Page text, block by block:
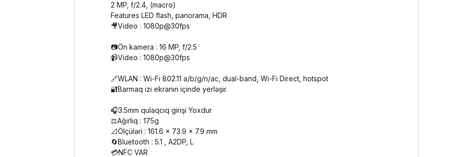
2 MP, f/2.4, (macro)
Features LED flash, panorama, HDR
🎥Video : 1080p@30fps
📷Ön kamera : 16 MP, f/2.5
📹Video : 1080p@30fps
🔗WLAN : Wi-Fi 802.11 a/b/g/n/ac, dual-band, Wi-Fi Direct, hotspot
🔐Barmaq izi ekranın içinde yerləşir.
🎧3.5mm qulaqcıq girişi Yoxdur
⚖️Ağırlıq : 175g
📐Ölçüləri : 161.6 x 73.9 x 7.9 mm
🔄Bluetooth : 5.1 , A2DP, L
💳NFC VAR